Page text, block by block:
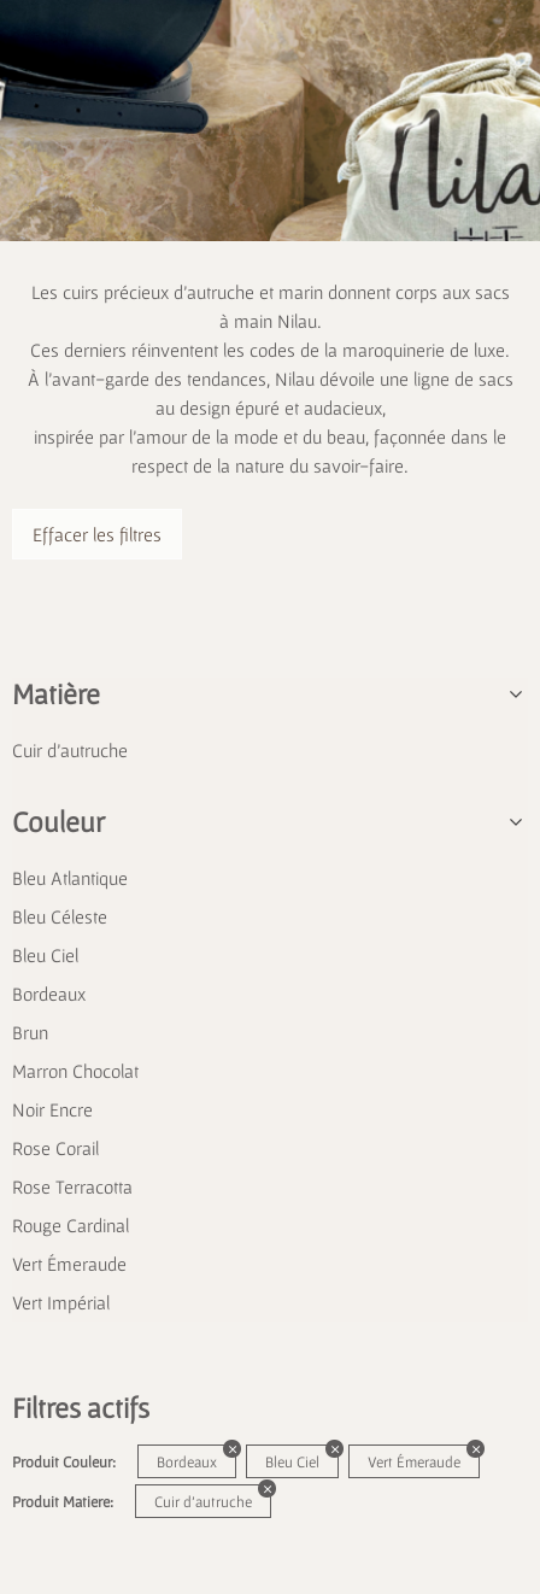
Les cuirs précieux d’autruche et marin donnent corps aux sacs
à main Nilau.
Ces derniers réinventent les codes de la maroquinerie de luxe.
À l’avant-garde des tendances, Nilau dévoile une ligne de sacs
au design épuré et audacieux,
inspirée par l’amour de la mode et du beau, façonnée dans le
respect de la nature du savoir-faire.
Effacer les filtres
Matière
Cuir d'autruche
Couleur
Bleu Atlantique
Bleu Céleste
Bleu Ciel
Bordeaux
Brun
Marron Chocolat
Noir Encre
Rose Corail
Rose Terracotta
Rouge Cardinal
Vert Émeraude
Vert Impérial
Filtres actifs
Produit Couleur: Bordeaux Bleu Ciel Vert Émeraude
Produit Matiere: Cuir d'autruche